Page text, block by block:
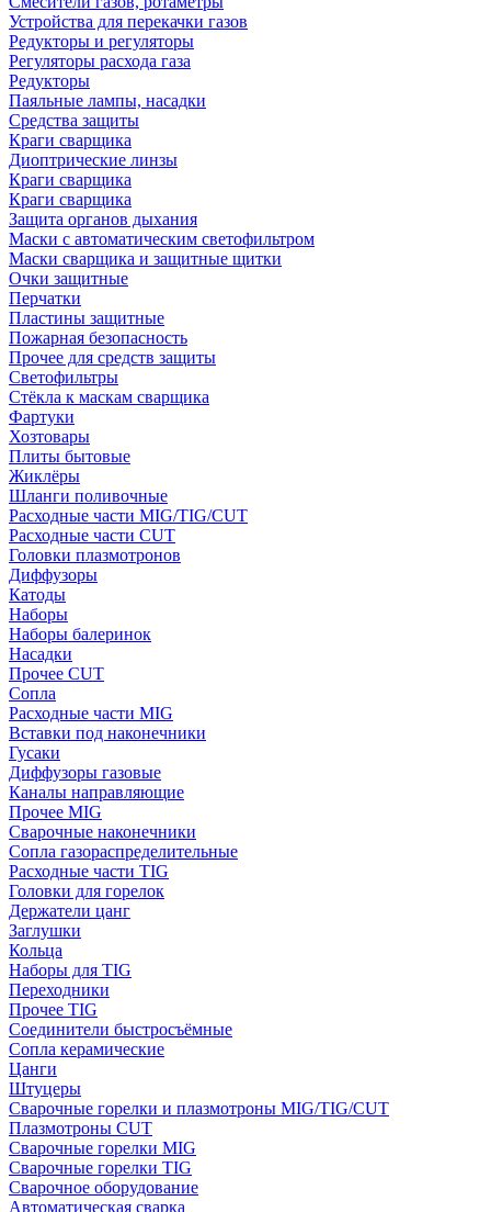
Устройства для перекачки газов
Редукторы и регуляторы
Регуляторы расхода газа
Редукторы
Паяльные лампы, насадки
Средства защиты
Краги сварщика
Диоптрические линзы
Краги сварщика
Краги сварщика
Защита органов дыхания
Маски с автоматическим светофильтром
Маски сварщика и защитные щитки
Очки защитные
Перчатки
Пластины защитные
Пожарная безопасность
Прочее для средств защиты
Светофильтры
Стёкла к маскам сварщика
Фартуки
Хозтовары
Плиты бытовые
Жиклёры
Шланги поливочные
Расходные части MIG/TIG/CUT
Расходные части CUT
Головки плазмотронов
Диффузоры
Катоды
Наборы
Наборы балеринок
Насадки
Прочее CUT
Сопла
Расходные части MIG
Вставки под наконечники
Гусаки
Диффузоры газовые
Каналы направляющие
Прочее MIG
Сварочные наконечники
Сопла газораспределительные
Расходные части TIG
Головки для горелок
Держатели цанг
Заглушки
Кольца
Наборы для TIG
Переходники
Прочее TIG
Соединители быстросъёмные
Сопла керамические
Цанги
Штуцеры
Сварочные горелки и плазмотроны MIG/TIG/CUT
Плазмотроны CUT
Сварочные горелки MIG
Сварочные горелки TIG
Сварочное оборудование
Автоматическая сварка